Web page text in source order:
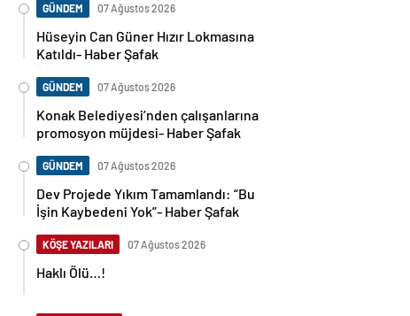
GÜNDEM 07 Ağustos 2026
Hüseyin Can Güner Hızır Lokmasına
Katıldı- Haber Şafak
GÜNDEM 07 Ağustos 2026
Konak Belediyesi’nden çalışanlarına
promosyon müjdesi- Haber Şafak
GÜNDEM 07 Ağustos 2026
Dev Projede Yıkım Tamamlandı: “Bu
İşin Kaybedeni Yok”- Haber Şafak
KÖŞE YAZILARI 07 Ağustos 2026
Haklı Ölü…!